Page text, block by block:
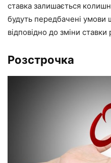
ставка залишається
будуть передбачені умови
відповідно до зміни ставки
Розстрочка